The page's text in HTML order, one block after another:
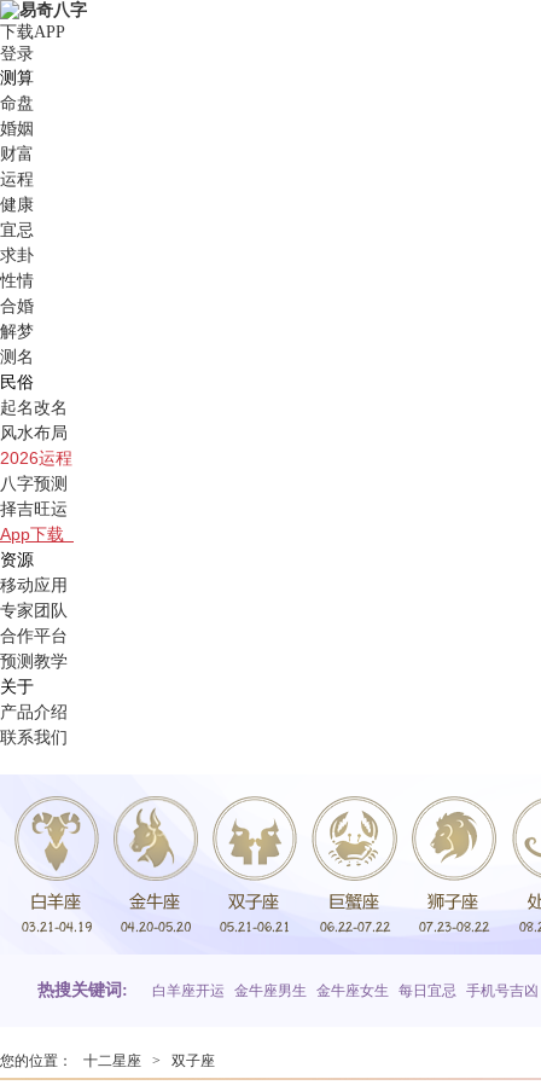
下载APP
登录
测算
命盘
婚姻
财富
运程
健康
宜忌
求卦
性情
合婚
解梦
测名
民俗
起名改名
风水布局
2026运程
八字预测
择吉旺运
App下载
资源
移动应用
专家团队
合作平台
预测教学
关于
产品介绍
联系我们
热搜关键词: 白羊座开运 金牛座男生 金牛座女生 每日宜忌 手机号吉凶
您的位置： 十二星座 > 双子座